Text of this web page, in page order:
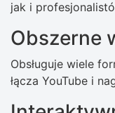
jak i
Obszerne
Obsługuje wiele
łącza YouTube i